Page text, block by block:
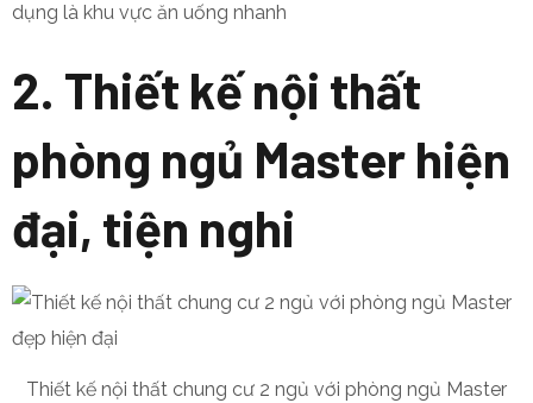
dụng là khu vực ăn uống nhanh
2. Thiết kế nội thất
phòng ngủ Master hiện
đại, tiện nghi
Thiết kế nội thất chung cư 2 ngủ với phòng ngủ Master